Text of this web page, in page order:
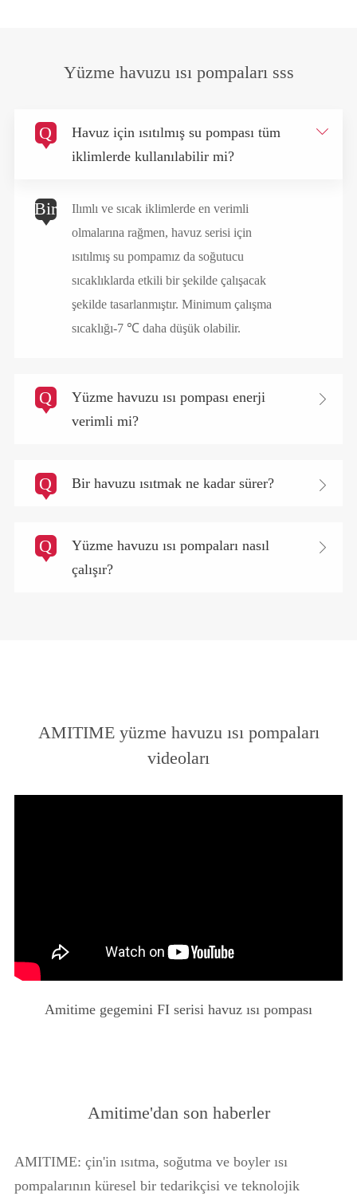
Yüzme havuzu ısı pompaları sss
Q
Havuz için ısıtılmış su pompası tüm
iklimlerde kullanılabilir mi?

Bir
Ilımlı ve sıcak iklimlerde en verimli
olmalarına rağmen, havuz serisi için
ısıtılmış su pompamız da soğutucu
sıcaklıklarda etkili bir şekilde çalışacak
şekilde tasarlanmıştır. Minimum çalışma
sıcaklığı-7 ℃ daha düşük olabilir.
Q
Yüzme havuzu ısı pompası enerji
verimli mi?

Q Bir havuzu ısıtmak ne kadar sürer? 
Q
Yüzme havuzu ısı pompaları nasıl
çalışır?

AMITIME yüzme havuzu ısı pompaları
videoları
Amitime gegemini FI serisi havuz ısı pompası
Amitime'dan son haberler
AMITIME: çin'in ısıtma, soğutma ve boyler ısı
pompalarının küresel bir tedarikçisi ve teknolojik